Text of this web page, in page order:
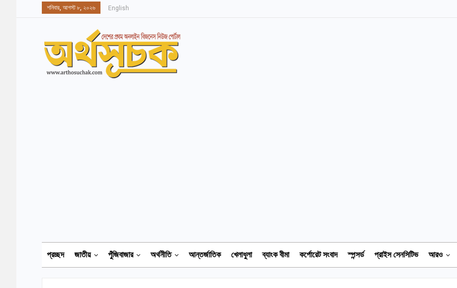
শনিবার, আগস্ট ৮, ২০২৬ English
প্রচ্ছদ জাতীয় পুঁজিবাজার অর্থনীতি আন্তর্জাতিক খেলাধুলা ব্যাংক বীমা কর্পোরেট সংবাদ স্পন্সর্ড প্রাইস সেনসিটিভ আরও